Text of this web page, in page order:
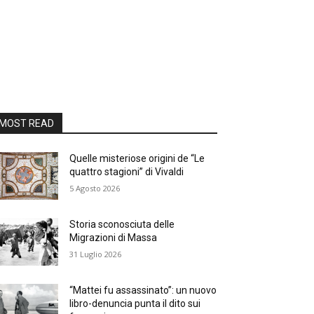
READ
Quelle misteriose origini de “Le
quattro stagioni” di Vivaldi
5 Agosto 2026
Storia sconosciuta delle
Migrazioni di Massa
31 Luglio 2026
“Mattei fu assassinato”: un nuovo
libro-denuncia punta il dito sui